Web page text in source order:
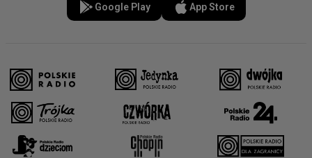
Google Play App Store